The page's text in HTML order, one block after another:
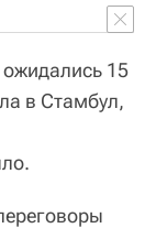
15
в Стамбул,